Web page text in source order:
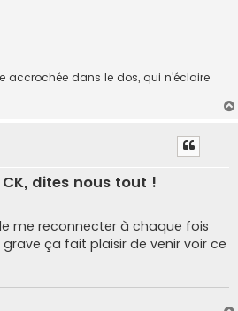
accrochée dans le dos, qui n'éclaire
dites nous tout !
me reconnecter à chaque fois
ça fait plaisir de venir voir ce